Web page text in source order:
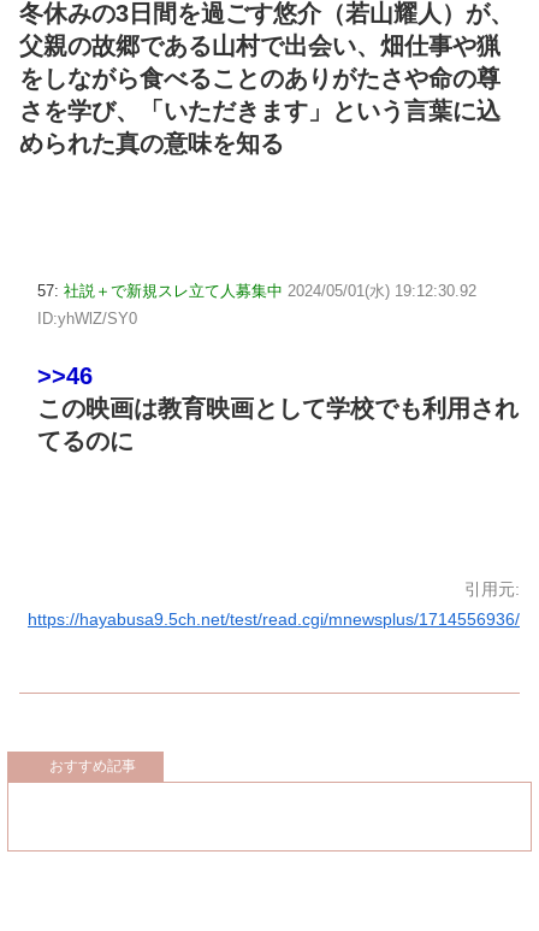
冬休みの3日間を過ごす悠介（若山耀人）が、
父親の故郷である山村で出会い、畑仕事や猟
をしながら食べることのありがたさや命の尊
さを学び、「いただきます」という言葉に込
められた真の意味を知る
57: 社説＋で新規スレ立て人募集中 2024/05/01(水) 19:12:30.92
ID:yhWlZ/SY0
>>46
この映画は教育映画として学校でも利用され
てるのに
引用元:
https://hayabusa9.5ch.net/test/read.cgi/mnewsplus/1714556936/
おすすめ記事